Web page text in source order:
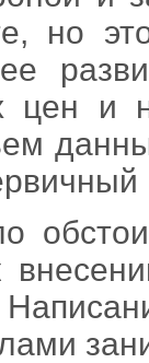
но
цен и